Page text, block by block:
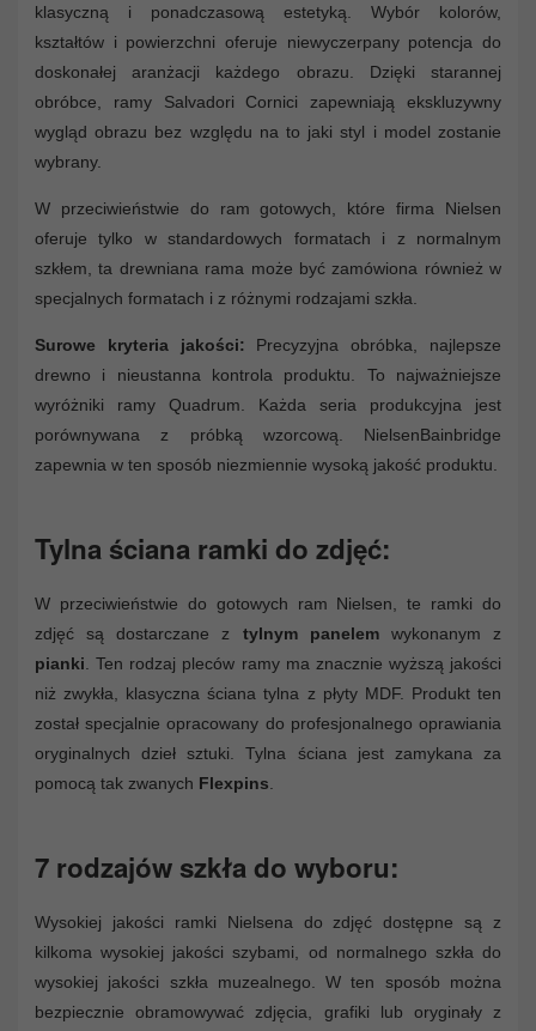
klasyczną i ponadczasową estetyką. Wybór kolorów,
kształtów i powierzchni oferuje niewyczerpany potencja do
doskonałej aranżacji każdego obrazu. Dzięki starannej
obróbce, ramy Salvadori Cornici zapewniają ekskluzywny
wygląd obrazu bez względu na to jaki styl i model zostanie
wybrany.
W przeciwieństwie do ram gotowych, które firma Nielsen
oferuje tylko w standardowych formatach i z normalnym
szkłem, ta drewniana rama może być zamówiona również w
specjalnych formatach i z różnymi rodzajami szkła.
Surowe kryteria jakości: Precyzyjna obróbka, najlepsze
drewno i nieustanna kontrola produktu. To najważniejsze
wyróżniki ramy Quadrum. Każda seria produkcyjna jest
porównywana z próbką wzorcową. NielsenBainbridge
zapewnia w ten sposób niezmiennie wysoką jakość produktu.
Tylna ściana ramki do zdjęć:
W przeciwieństwie do gotowych ram Nielsen, te ramki do
zdjęć są dostarczane z tylnym panelemwykonanym z
pianki . Ten rodzaj pleców ramy ma znacznie wyższą jakości
niż zwykła, klasyczna ściana tylna z płyty MDF. Produkt ten
został specjalnie opracowany do profesjonalnego oprawiania
oryginalnych dzieł sztuki. Tylna ściana jest zamykana za
pomocą tak zwanych Flexpins
7 rodzajów szkła do wyboru:
Wysokiej jakości ramki Nielsena do zdjęć dostępne są z
kilkoma wysokiej jakości szybami, od normalnego szkła do
wysokiej jakości szkła muzealnego. W ten sposób można
bezpiecznie obramowywać zdjęcia, grafiki lub oryginały z